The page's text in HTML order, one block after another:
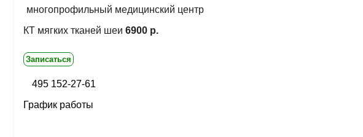
многопрофильный медицинский центр
КТ мягких тканей шеи 6900 р.
Записаться
495 152-27-61
График работы